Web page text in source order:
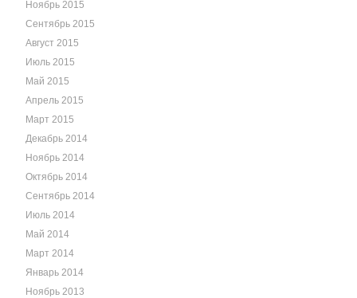
Ноябрь 2015
Сентябрь 2015
Август 2015
Июль 2015
Май 2015
Апрель 2015
Март 2015
Декабрь 2014
Ноябрь 2014
Октябрь 2014
Сентябрь 2014
Июль 2014
Май 2014
Март 2014
Январь 2014
Ноябрь 2013